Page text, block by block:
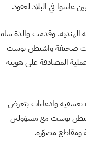
عاشوا في البلاد لعقود.
الهندية. وقدمت والدة شاه
صحيفة واشنطن بوست
المصادقة على هويته
تعسفية وادعاءات بتعرض
بوست مع مسؤولين